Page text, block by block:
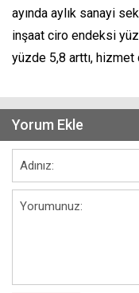
ayında aylık sanayi
inşaat ciro endeksi
yüzde 5,8 arttı,
Yorum Ekle